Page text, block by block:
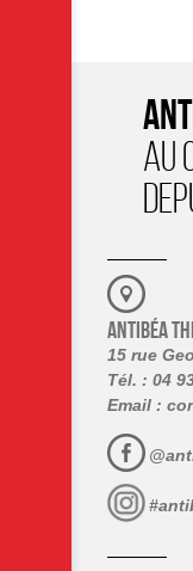
AU
ANTIBÉA
15 rue
Tél. : 04
Email :